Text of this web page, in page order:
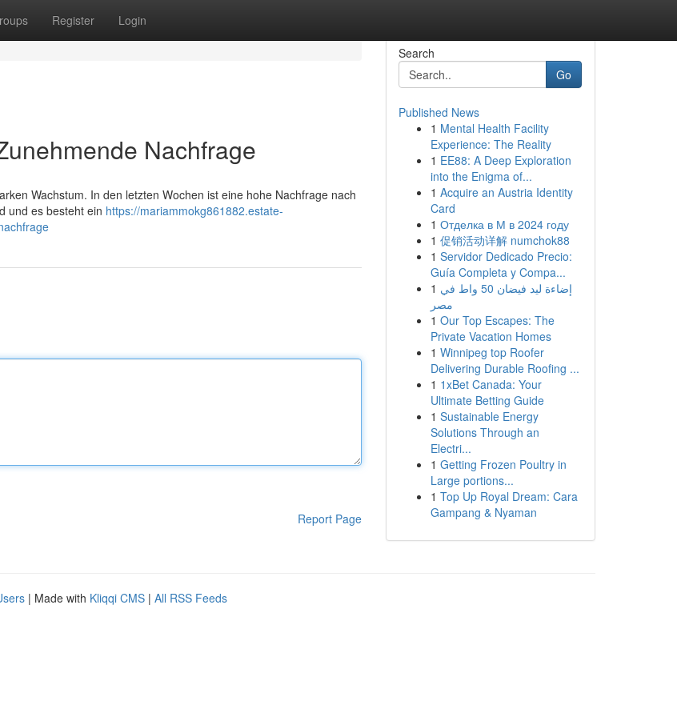
Register Login
Nachfrage
Wachstum. In den letzten Wochen ist eine hohe Nachfrage nach
und es besteht ein https://mariammokg861882.estate-
Report Page
Search
Go
Published News
1 Mental Health Facility
Experience: The Reality
1 EE88: A Deep Exploration
into the Enigma of...
1 Acquire an Austria Identity
Card
1 Отделка в М в 2024 году
1 促销活动详解 numchok88
1 Servidor Dedicado Precio:
Guía Completa y Compa...
1 إضاءة ليد فيضان 50 واط في
مصر
1 Our Top Escapes: The
Private Vacation Homes
1 Winnipeg top Roofer
Delivering Durable Roofing ...
1 1xBet Canada: Your
Ultimate Betting Guide
1 Sustainable Energy
Solutions Through an
Electri...
1 Getting Frozen Poultry in
Large portions...
1 Top Up Royal Dream: Cara
Gampang & Nyaman
| Made with Kliqqi CMS | All RSS Feeds